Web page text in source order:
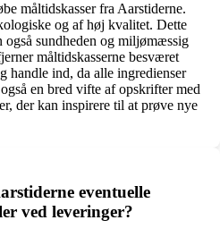
måltidskasser fra Aarstiderne.
og af høj kvalitet. Dette
også sundheden og miljømæssig
måltidskasserne besværet
handle ind, da alle ingredienser
en bred vifte af opskrifter med
der kan inspirere til at prøve nye
eventuelle
ved leveringer?